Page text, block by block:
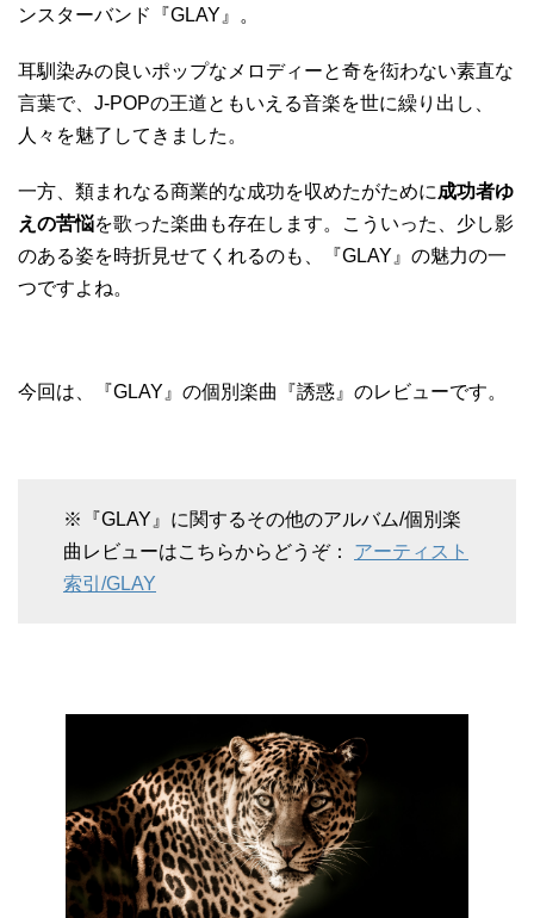
ンスターバンド『GLAY』。
耳馴染みの良いポップなメロディーと奇を衒わない素直な
言葉で、J-POPの王道ともいえる音楽を世に繰り出し、
人々を魅了してきました。
一方、類まれなる商業的な成功を収めたがために成功者ゆ
えの苦悩を歌った楽曲も存在します。こういった、少し影
のある姿を時折見せてくれるのも、『GLAY』の魅力の一
つですよね。
今回は、『GLAY』の個別楽曲『誘惑』のレビューです。
※『GLAY』に関するその他のアルバム/個別楽
曲レビューはこちらからどうぞ： アーティスト
索引/GLAY